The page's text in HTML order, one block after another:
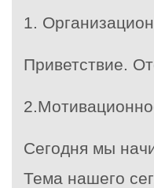
1.
Приветствие.
Сегодня мы
Тема нашего